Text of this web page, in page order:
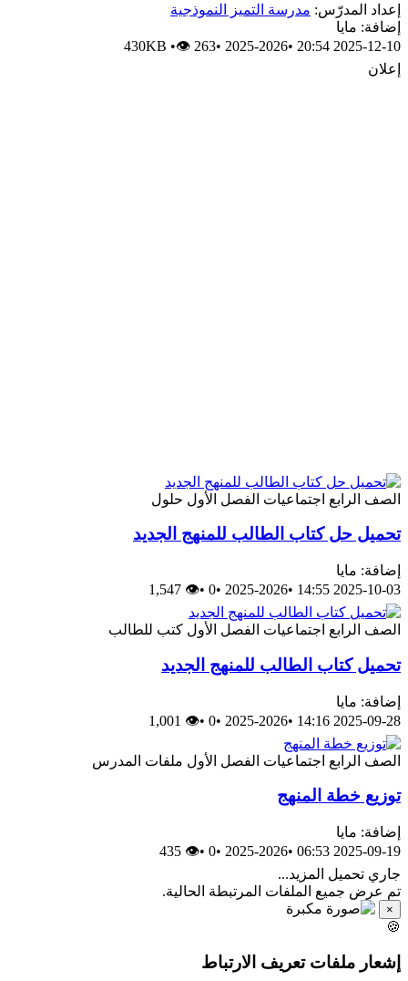
إعداد المدرّس: مدرسة التميز النموذجية
إضافة: مايا
2025-12-10 20:54
•
2025-2026
•
430KB •👁 263
إعلان
الصف الرابع اجتماعيات الفصل الأول حلول
تحميل حل كتاب الطالب للمنهج الجديد
إضافة: مايا
2025-10-03 14:55
•
2025-2026
•
0
•
👁 1,547
الصف الرابع اجتماعيات الفصل الأول كتب للطالب
تحميل كتاب الطالب للمنهج الجديد
إضافة: مايا
2025-09-28 14:16
•
2025-2026
•
0
•
👁 1,001
الصف الرابع اجتماعيات الفصل الأول ملفات المدرس
توزيع خطة المنهج
إضافة: مايا
2025-09-19 06:53
•
2025-2026
•
0
•
👁 435
جاري تحميل المزيد...
تم عرض جميع الملفات المرتبطة الحالية.
×
🍪
إشعار ملفات تعريف الارتباط